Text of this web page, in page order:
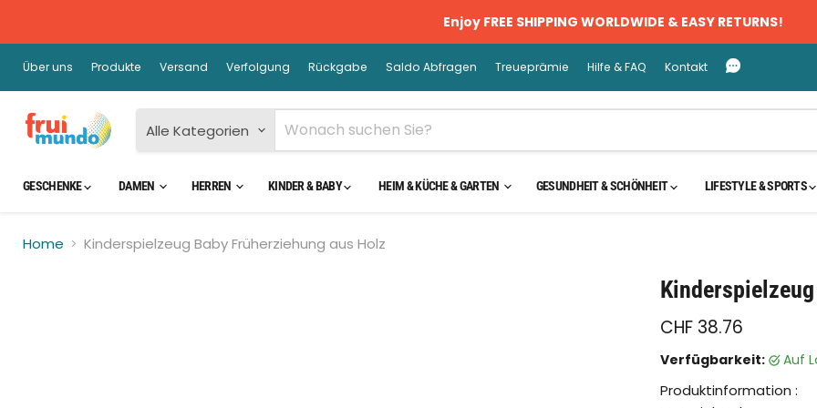
Enjoy FREE SHIPPING WORLDWIDE & EASY RETURNS!
Über uns Produkte Versand Verfolgung Rückgabe Saldo Abfragen Treueprämie Hilfe & FAQ Kontakt
Alle Kategorien
GESCHENKE DAMEN HERREN KINDER & BABY HEIM & KÜCHE & GARTEN GESUNDHEIT & SCHÖNHEIT LIFESTYLE & SPORTS
Home Kinderspielzeug Baby Früherziehung aus Holz
CHF 38.76
Verfügbarkeit: auf
Produktinformation :